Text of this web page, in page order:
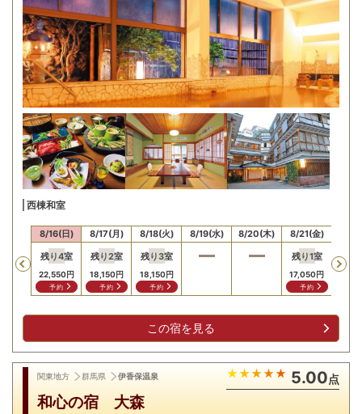
西棟和室
Previous
8/16(日)
残り4室
22,550円
予約
8/17(月)
残り2室
18,150円
予約
8/18(火)
残り3室
18,150円
予約
8/19(水) 8/20(木)
8/21(金)
残り1室
17,050円
予約
残り
この宿を見る
関東地方 群馬県 伊香保温泉 5.00点
和心の宿 大森